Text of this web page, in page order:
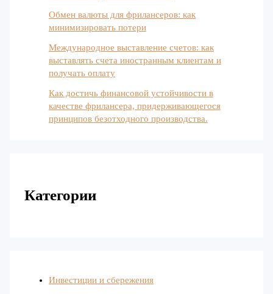
Обмен валюты для фрилансеров: как
минимизировать потери
Международное выставление счетов: как
выставлять счета иностранным клиентам и
получать оплату
Как достичь финансовой устойчивости в
качестве фрилансера, придерживающегося
принципов безотходного производства.
Категории
Инвестиции и сбережения